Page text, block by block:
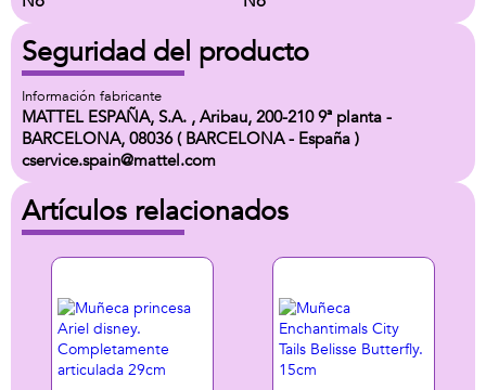
Seguridad del producto
Información fabricante
MATTEL ESPAÑA, S.A. , Aribau, 200-210 9ª planta -
BARCELONA, 08036 ( BARCELONA - España )
cservice.spain@mattel.com
Artículos relacionados